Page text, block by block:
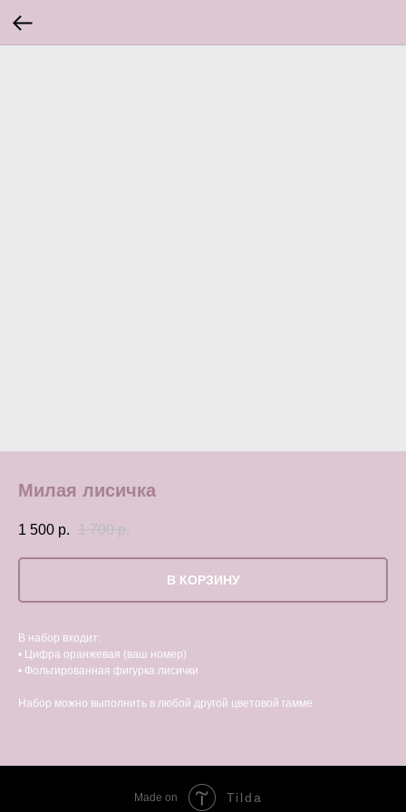
Милая лисичка
1 500 р. 1 700 р.
В КОРЗИНУ
В набор входит:
• Цифра оранжевая (ваш номер)
• Фольгированная фигурка лисички
Набор можно выполнить в любой другой цветовой гамме
Made on Tilda